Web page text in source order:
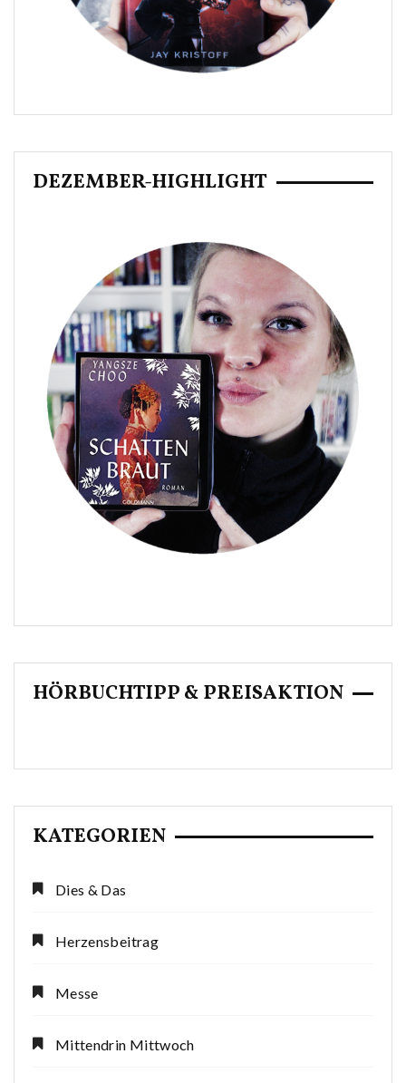
DEZEMBER-HIGHLIGHT
HÖRBUCHTIPP & PREISAKTION
KATEGORIEN
Dies & Das
Herzensbeitrag
Messe
Mittendrin Mittwoch